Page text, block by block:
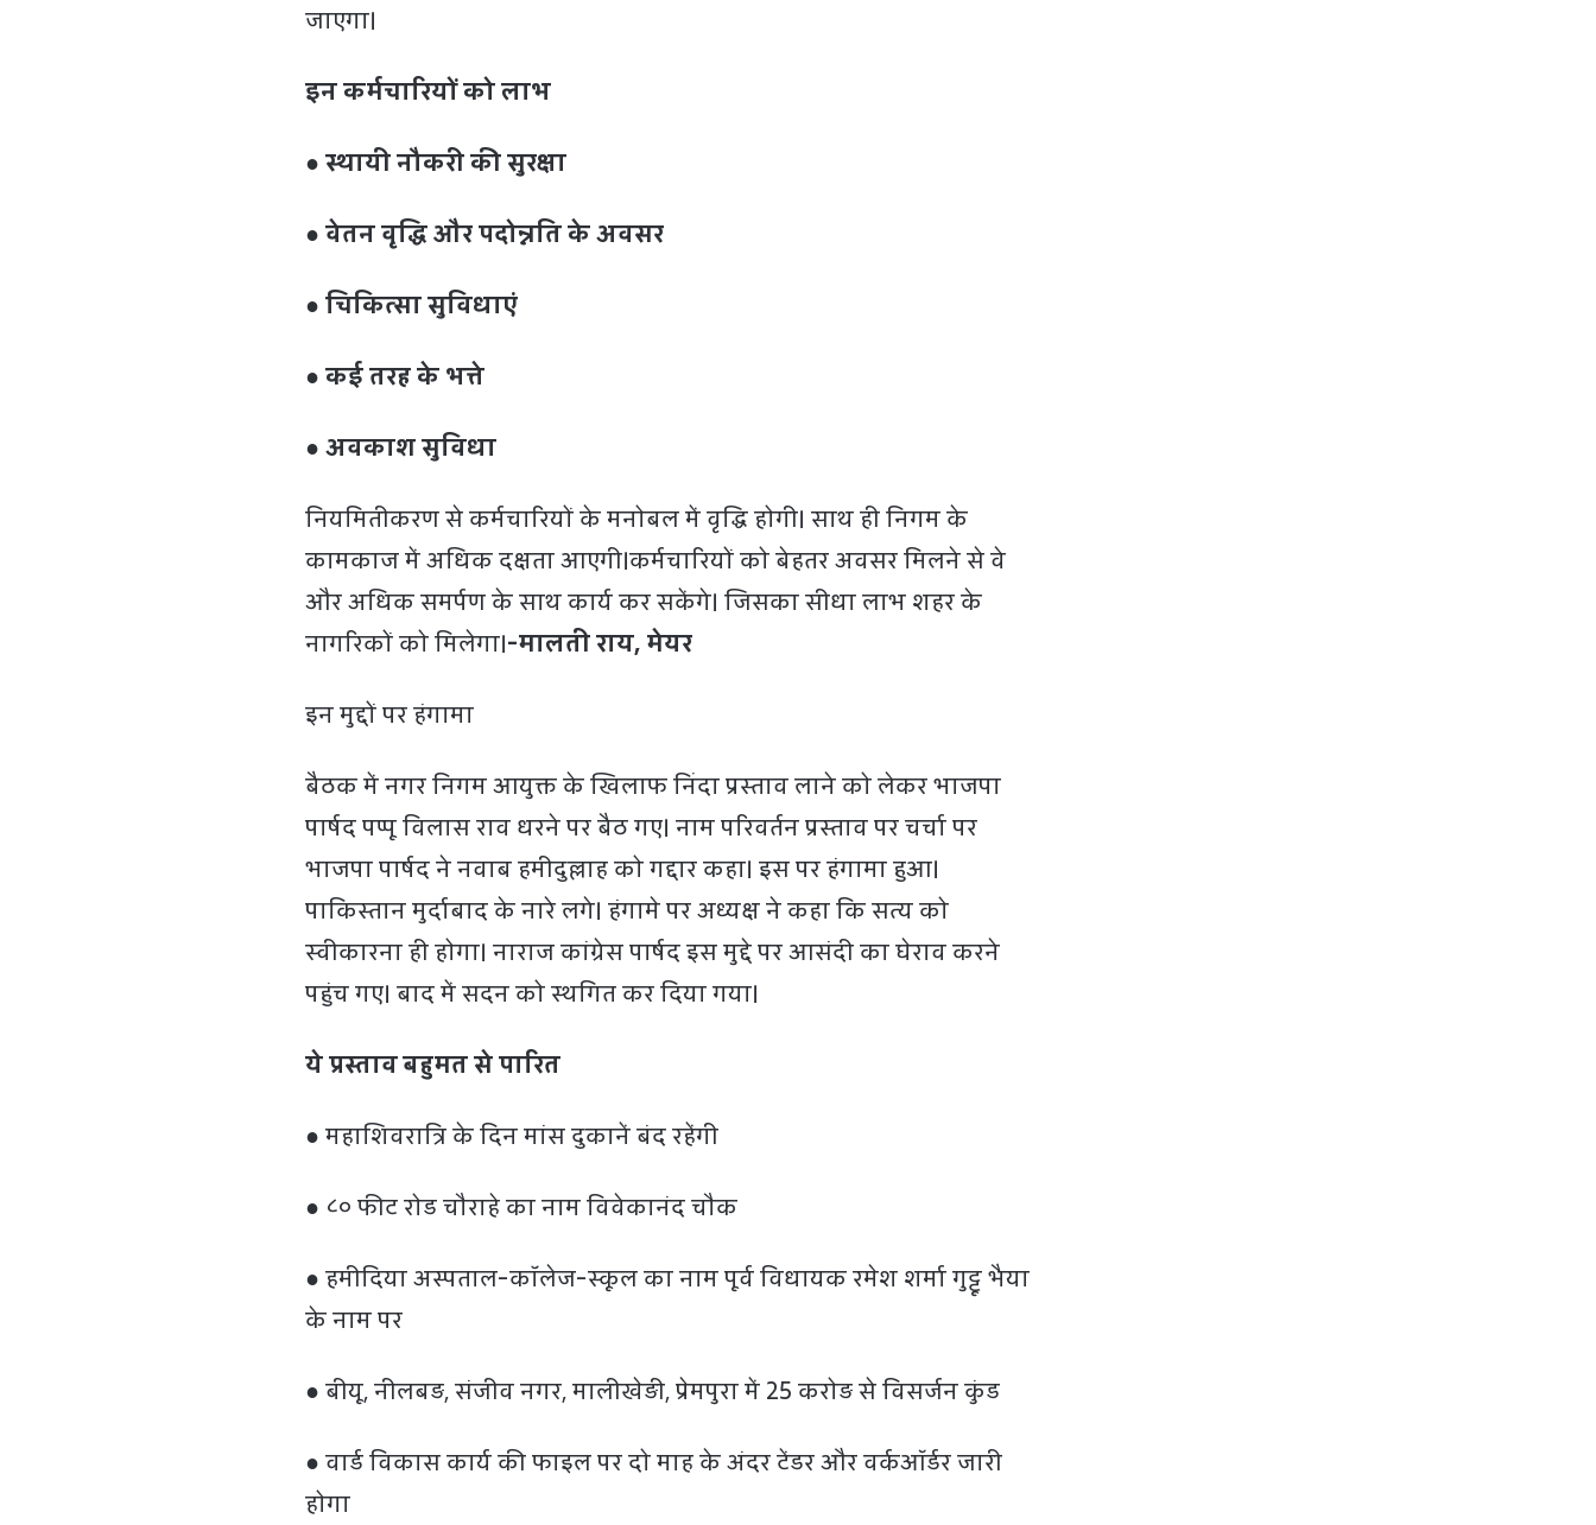
जाएगा।
इन कर्मचारियों को लाभ
● स्थायी नौकरी की सुरक्षा
● वेतन वृद्धि और पदोन्नति के अवसर
● चिकित्सा सुविधाएं
● कई तरह के भत्ते
● अवकाश सुविधा
नियमितीकरण से कर्मचारियों के मनोबल में वृद्धि होगी। साथ ही निगम के
कामकाज में अधिक दक्षता आएगी।कर्मचारियों को बेहतर अवसर मिलने से वे
और अधिक समर्पण के साथ कार्य कर सकेंगे। जिसका सीधा लाभ शहर के
नागरिकों को मिलेगा।-मालती राय, मेयर
इन मुद्दों पर हंगामा
बैठक में नगर निगम आयुक्त के खिलाफ निंदा प्रस्ताव लाने को लेकर भाजपा
पार्षद पप्पू विलास राव धरने पर बैठ गए। नाम परिवर्तन प्रस्ताव पर चर्चा पर
भाजपा पार्षद ने नवाब हमीदुल्लाह को गद्दार कहा। इस पर हंगामा हुआ।
पाकिस्तान मुर्दाबाद के नारे लगे। हंगामे पर अध्यक्ष ने कहा कि सत्य को
स्वीकारना ही होगा। नाराज कांग्रेस पार्षद इस मुद्दे पर आसंदी का घेराव करने
पहुंच गए। बाद में सदन को स्थगित कर दिया गया।
ये प्रस्ताव बहुमत से पारित
● महाशिवरात्रि के दिन मांस दुकानें बंद रहेंगी
● ८० फीट रोड चौराहे का नाम विवेकानंद चौक
● हमीदिया अस्पताल-कॉलेज-स्कूल का नाम पूर्व विधायक रमेश शर्मा गुट्टू भैया
के नाम पर
● बीयू, नीलबड़, संजीव नगर, मालीखेड़ी, प्रेमपुरा में 25 करोड़ से विसर्जन कुंड
● वार्ड विकास कार्य की फाइल पर दो माह के अंदर टेंडर और वर्कऑर्डर जारी
होगा